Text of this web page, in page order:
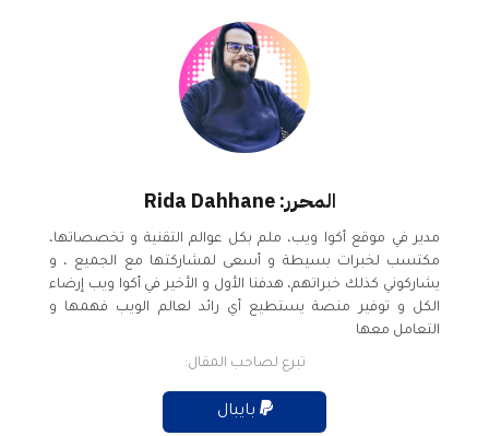
المحرر: Rida Dahhane
مدير في موقع أكوا ويب، ملم بكل عوالم التقنية و تخصصاتها،
مكتسب لخبرات بسيطة و أسعى لمشاركتها مع الجميع ، و
يشاركوني كذلك خبراتهم، هدفنا الأول و الأخير في أكوا ويب إرضاء
الكل و توفير منصة يستطيع أي رائد لعالم الويب فهمها و
التعامل معها
تبرع لصاحب المقال: